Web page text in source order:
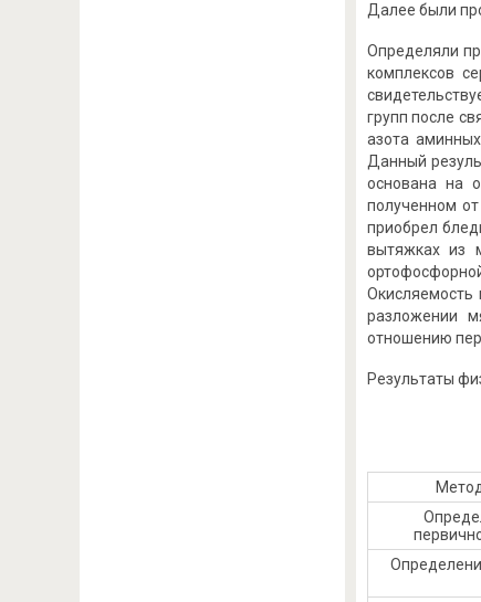
Далее были
Определяли
комплексов
групп после
азота
Данный
основана на
полученном
приобрел
вытяжках из
Окисляемость
разложении
отношению
Результаты